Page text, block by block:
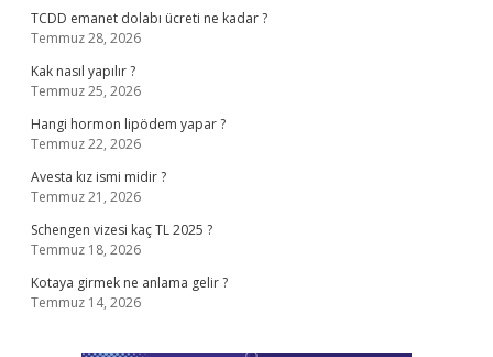
TCDD emanet dolabı ücreti ne kadar ?
Temmuz 28, 2026
Kak nasıl yapılır ?
Temmuz 25, 2026
Hangi hormon lipödem yapar ?
Temmuz 22, 2026
Avesta kız ismi midir ?
Temmuz 21, 2026
Schengen vizesi kaç TL 2025 ?
Temmuz 18, 2026
Kotaya girmek ne anlama gelir ?
Temmuz 14, 2026